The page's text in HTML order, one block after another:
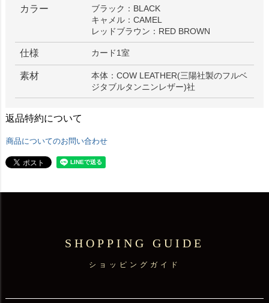
カラー
ブラック：BLACK
キャメル：CAMEL
レッドブラウン：RED BROWN
仕様 カード1室
素材
本体：COW LEATHER(三陽社製のフルベ
ジタブルタンニンレザー)社
返品特約について
商品についてのお問い合わせ
SHOPPING GUIDE
ショッピングガイド